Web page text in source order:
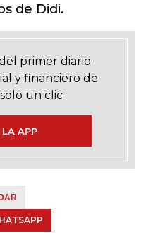
de Didi.
primer diario
y financiero de
un clic
LA APP